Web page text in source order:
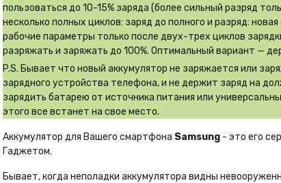
пользоваться до 10-15% заряда (более сильный разряд
несколько полных циклов: заряд до полного и разряд:
рабочие параметры только после двух-трех циклов
разряжать и заряжать до 100%. Оптимальный вариант —
P.S. Бывает что новый аккумулятор не заряжается или
зарядного устройства телефона, и не держит заряд на
зарядить батарею от источника питания или
этого все встанет на свое место.
Аккумулятор для Вашего смартфона Samsung - это его
Гаджетом.
Бывает, когда неполадки аккумулятора видны